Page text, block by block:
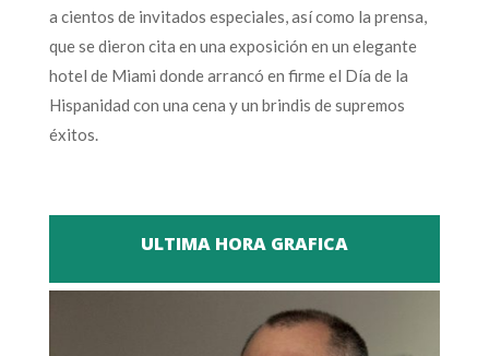
a cientos de invitados especiales, así como la prensa,
que se dieron cita en una exposición en un elegante
hotel de Miami donde arrancó en firme el Día de la
Hispanidad con una cena y un brindis de supremos
éxitos.
ULTIMA HORA GRAFICA